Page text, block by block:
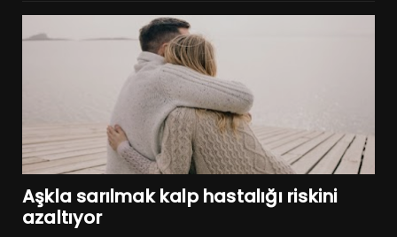
Aşkla sarılmak kalp hastalığı riskini
azaltıyor